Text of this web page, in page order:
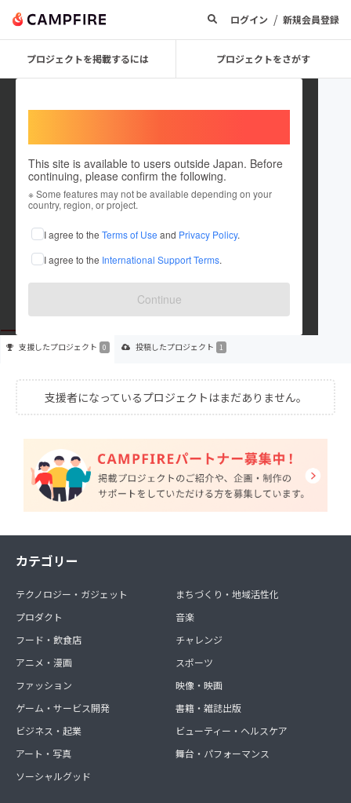
ログイン / 新規会員登録
プロジェクトを掲載するには プロジェクトをさがす
This site is available to users outside Japan. Before
continuing, please confirm the following.
※ Some features may not be available depending on your
country, region, or project.
I agree to the Terms of Use and Privacy Policy.
I agree to the International Support Terms.
Continue
reiwa_gold
これまでに1件のプロジェクトを投稿しています
在住国：未設定
出身国：未設定
支援したプロジェクト 0 投稿したプロジェクト 1
支援者になっているプロジェクトはまだありません。
カテゴリー
テクノロジー・ガジェット
プロダクト
フード・飲食店
アニメ・漫画
ファッション
ゲーム・サービス開発
ビジネス・起業
アート・写真
ソーシャルグッド
まちづくり・地域活性化
音楽
チャレンジ
スポーツ
映像・映画
書籍・雑誌出版
ビューティー・ヘルスケア
舞台・パフォーマンス